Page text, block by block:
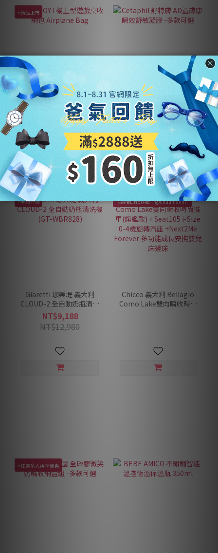
⭐新品上市
PLAYJOY I 機上型遊戲桌收
納包 Airplane Bag
NT$918
NT$1,020
Cetaphil 舒特膚 AD益膚康
瞬效舒敏凝膠 -多款可選
NT$712 ~ NT$1,330
NT$1,780
⭐全新升級
Giaretti 珈樂堤 義大利
CLOUD-2 全自動奶瓶清洗
機 (GT-WBR828)
NT$9,188
NT$12,980
《請洽LINE客服：@chaumami》
Chicco 義大利 Bellagio
Como Lake雙向瞬收時尚
⭐任選多入再享優惠